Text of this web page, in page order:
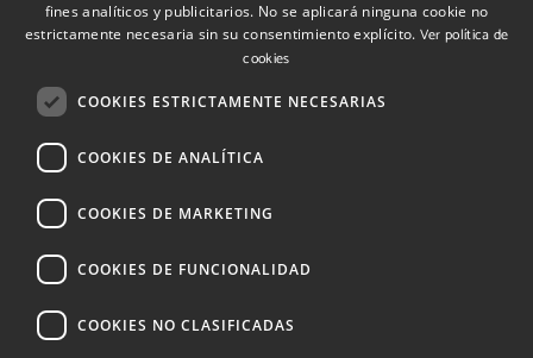
Cuéntanos tu proyecto
(+34) 848 42 19 42
info@investinnavarra.com
Pamplona, Navarra.
© 2026 Invest In Navarra. Todos los derechos reservados.
SPANISH
fines analíticos y publicitarios. No se aplicará ninguna cookie no
estrictamente necesaria sin su consentimiento explícito. Ver política de
cookies
COOKIES ESTRICTAMENTE NECESARIAS
COOKIES DE ANALÍTICA
COOKIES DE MARKETING
COOKIES DE FUNCIONALIDAD
COOKIES NO CLASIFICADAS